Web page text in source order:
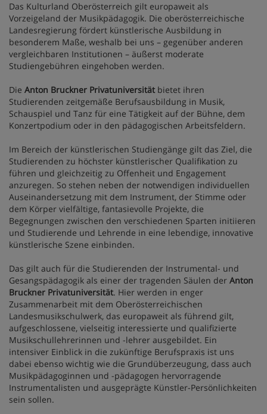
Das Kulturland Oberösterreich gilt europaweit als
Vorzeigeland der Musikpädagogik. Die oberösterreichische
Landesregierung fördert künstlerische Ausbildung in
besonderem Maße, weshalb bei uns – gegenüber anderen
vergleichbaren Institutionen – äußerst moderate
Studiengebühren eingehoben werden.
Die Anton Bruckner Privatuniversität bietet ihren
Studierenden zeitgemäße Berufsausbildung in Musik,
Schauspiel und Tanz für eine Tätigkeit auf der Bühne, dem
Konzertpodium oder in den pädagogischen Arbeitsfeldern.
Im Bereich der künstlerischen Studiengänge gilt das Ziel, die
Studierenden zu höchster künstlerischer Qualifikation zu
führen und gleichzeitig zu Offenheit und Engagement
anzuregen. So stehen neben der notwendigen individuellen
Auseinandersetzung mit dem Instrument, der Stimme oder
dem Körper vielfältige, fantasievolle Projekte, die
Begegnungen zwischen den verschiedenen Sparten initiieren
und Studierende und Lehrende in eine lebendige, innovative
künstlerische Szene einbinden.
Das gilt auch für die Studierenden der Instrumental- und
Gesangspädagogik als einer der tragenden Säulen der Anton
Bruckner Privatuniversität. Hier werden in enger
Zusammenarbeit mit dem Oberösterreichischen
Landesmusikschulwerk, das europaweit als führend gilt,
aufgeschlossene, vielseitig interessierte und qualifizierte
Musikschullehrerinnen und -lehrer ausgebildet. Ein
intensiver Einblick in die zukünftige Berufspraxis ist uns
dabei ebenso wichtig wie die Grundüberzeugung, dass auch
Musikpädagoginnen und -pädagogen hervorragende
Instrumentalisten und ausgeprägte Künstler-Persönlichkeiten
sein sollen.